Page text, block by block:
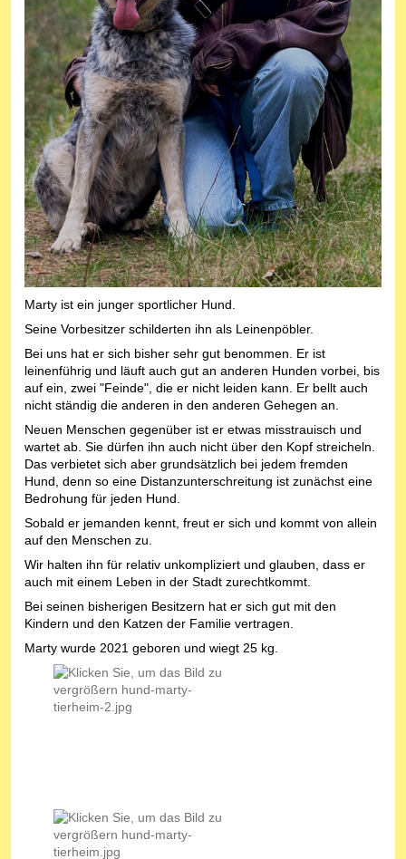
Marty ist ein junger sportlicher Hund.
Seine Vorbesitzer schilderten ihn als Leinenpöbler.
Bei uns hat er sich bisher sehr gut benommen. Er ist
leinenführig und läuft auch gut an anderen Hunden vorbei, bis
auf ein, zwei "Feinde", die er nicht leiden kann. Er bellt auch
nicht ständig die anderen in den anderen Gehegen an.
Neuen Menschen gegenüber ist er etwas misstrauisch und
wartet ab. Sie dürfen ihn auch nicht über den Kopf streicheln.
Das verbietet sich aber grundsätzlich bei jedem fremden
Hund, denn so eine Distanzunterschreitung ist zunächst eine
Bedrohung für jeden Hund.
Sobald er jemanden kennt, freut er sich und kommt von allein
auf den Menschen zu.
Wir halten ihn für relativ unkompliziert und glauben, dass er
auch mit einem Leben in der Stadt zurechtkommt.
Bei seinen bisherigen Besitzern hat er sich gut mit den
Kindern und den Katzen der Familie vertragen.
Marty wurde 2021 geboren und wiegt 25 kg.